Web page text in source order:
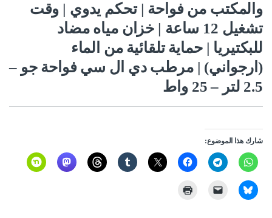
والمكتب من فواحة | تحكم يدوي | وقت
تشغيل 12 ساعة | خزان مياه مضاد
للبكتيريا | حماية تلقائية من الماء
(ارجواني) | مرطب دي ال سي فواحة جو –
2.5 لتر – 25 واط
شارك هذا الموضوع: